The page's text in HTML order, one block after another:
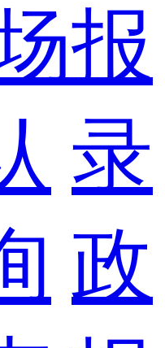
报
录
政